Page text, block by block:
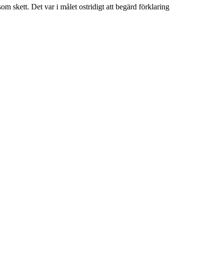
skett. Det var i målet ostridigt att begärd förklaring